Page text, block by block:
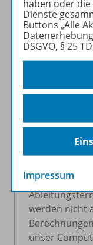
Schulbuch
komplizierten
Bereichen
und Statistik
einen Blick
numerisch
werden nicht
unser
haben oder
Dienste
Buttons „Alle
DSGVO, § 25
Impressum